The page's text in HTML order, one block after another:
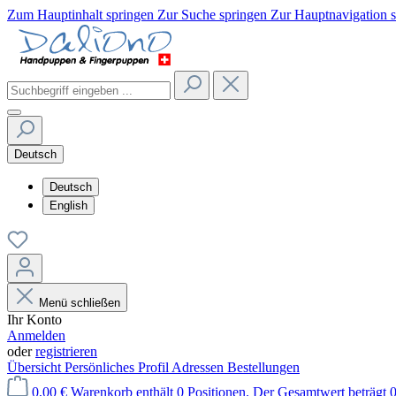
Zum Hauptinhalt springen Zur Suche springen Zur Hauptnavigation
Deutsch
Deutsch
English
Menü schließen
Ihr Konto
Anmelden
oderregistrieren
Übersicht Persönliches Profil Adressen Bestellungen
0,00 € Warenkorb enthält 0 Positionen. Der Gesamtwert beträgt